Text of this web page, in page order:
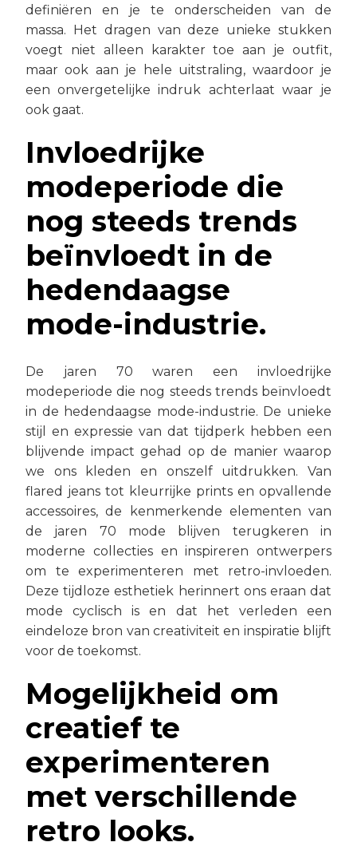
definiëren en je te onderscheiden van de
massa. Het dragen van deze unieke stukken
voegt niet alleen karakter toe aan je outfit,
maar ook aan je hele uitstraling, waardoor je
een onvergetelijke indruk achterlaat waar je
ook gaat.
Invloedrijke
modeperiode die
nog steeds trends
beïnvloedt in de
hedendaagse
mode-industrie.
De jaren 70 waren een invloedrijke
modeperiode die nog steeds trends beïnvloedt
in de hedendaagse mode-industrie. De unieke
stijl en expressie van dat tijdperk hebben een
blijvende impact gehad op de manier waarop
we ons kleden en onszelf uitdrukken. Van
flared jeans tot kleurrijke prints en opvallende
accessoires, de kenmerkende elementen van
de jaren 70 mode blijven terugkeren in
moderne collecties en inspireren ontwerpers
om te experimenteren met retro-invloeden.
Deze tijdloze esthetiek herinnert ons eraan dat
mode cyclisch is en dat het verleden een
eindeloze bron van creativiteit en inspiratie blijft
voor de toekomst.
Mogelijkheid om
creatief te
experimenteren
met verschillende
retro looks.